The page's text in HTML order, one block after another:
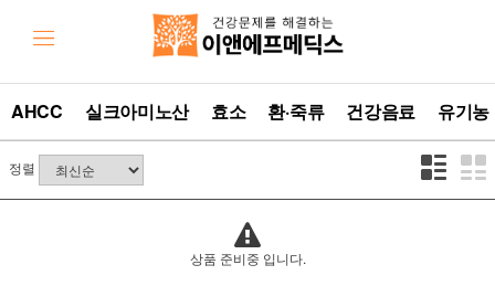
AHCC 실크아미노산 효소 환·죽류 건강음료 유기
정렬
상품 준비중 입니다.